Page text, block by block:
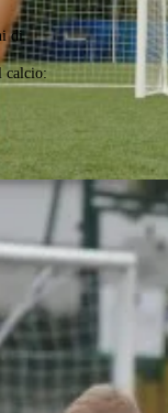
di
calcio: